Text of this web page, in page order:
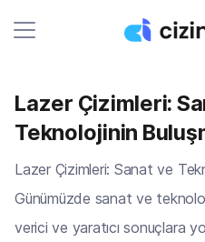
Lazer Çizimleri:
Teknolojinin
Lazer Çizimleri: Sanat ve
Günümüzde sanat ve
verici ve yaratıcı sonuçlara